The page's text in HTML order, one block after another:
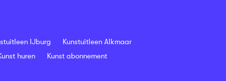
IJburg
Kunstuitleen Alkmaar
huren Kunst abonnement